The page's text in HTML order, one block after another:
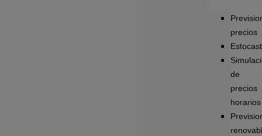
precios
de
precios
horarios